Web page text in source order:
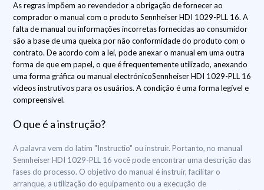
As regras impõem ao revendedor a obrigação de fornecer ao
comprador o manual com o produto Sennheiser HDI 1029-PLL 16. A
falta de manual ou informações incorretas fornecidas ao consumidor
são a base de uma queixa por não conformidade do produto com o
contrato. De acordo com a lei, pode anexar o manual em uma outra
forma de que em papel, o que é frequentemente utilizado, anexando
uma forma gráfica ou manual electrónicoSennheiser HDI 1029-PLL 16
vídeos instrutivos para os usuários. A condição é uma forma legível e
compreensível.
O que é a instrução?
A palavra vem do latim "Instructio" ou instruir. Portanto, no manual
Sennheiser HDI 1029-PLL 16 você pode encontrar uma descrição das
fases do processo. O objetivo do manual é instruir, facilitar o
arranque, a utilização do equipamento ou a execução de